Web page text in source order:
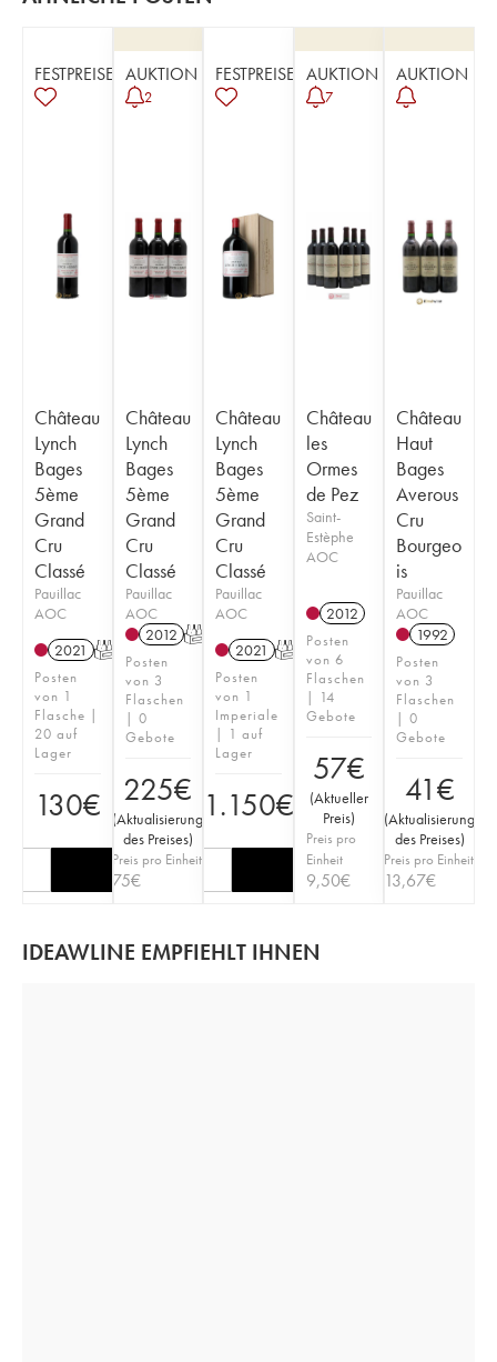
FESTPREISE
Château
Lynch
Bages
5ème
Grand
Cru
Classé
Pauillac
AOC
2021 T
Posten
von 1
Flasche |
20 auf
Lager
130€
AUKTION
2
Château
Lynch
Bages
5ème
Grand
Cru
Classé
Pauillac
AOC
2012 T
Posten
von 3
Flaschen
| 0
Gebote
225€
(Aktualisierung
des Preises)
Preis pro Einheit
75€
FESTPREISE
Château
Lynch
Bages
5ème
Grand
Cru
Classé
Pauillac
AOC
2021 T
Posten
von 1
Imperiale
| 1 auf
Lager
1.150€
AUKTION
7
Château
les
Ormes
de Pez
Saint-
Estèphe
AOC
2012
Posten
von 6
Flaschen
| 14
Gebote
57€
(Aktueller
Preis)
Preis pro
Einheit
9,50€
AUKTION
Château
Haut
Bages
Averous
Cru
Bourgeo
is
Pauillac
AOC
1992
Posten
von 3
Flaschen
| 0
Gebote
41€
(Aktualisierung
des Preises)
Preis pro Einheit
13,67€
IDEAWLINE EMPFIEHLT IHNEN